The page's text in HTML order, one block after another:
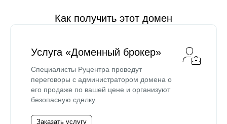
Как получить этот домен
Услуга «Доменный брокер»
Специалисты Руцентра проведут
переговоры с администратором домена о
его продаже по вашей цене и организуют
безопасную сделку.
Заказать услугу